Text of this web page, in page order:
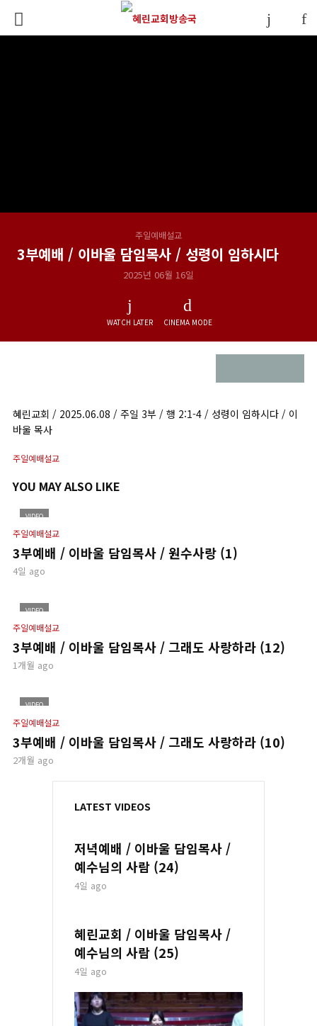
주일예배설교
3부예배 / 이바울 담임목사 / 성령이 임하시다
2025년 06월 16일
WATCH LATER CINEMA MODE
혜린교회 / 2025.06.08 / 주일 3부 / 행 2:1-4 / 성령이 임하시다 / 이
바울 목사
주일예배설교
YOU MAY ALSO LIKE
VIDEO
주일예배설교
3부예배 / 이바울 담임목사 / 원수사랑 (1)
4일 ago
VIDEO
주일예배설교
3부예배 / 이바울 담임목사 / 그래도 사랑하라 (12)
1개월 ago
VIDEO
주일예배설교
3부예배 / 이바울 담임목사 / 그래도 사랑하라 (10)
2개월 ago
LATEST VIDEOS
저녁예배 / 이바울 담임목사 /
예수님의 사람 (24)
4일 ago
혜린교회 / 이바울 담임목사 /
예수님의 사람 (25)
4일 ago